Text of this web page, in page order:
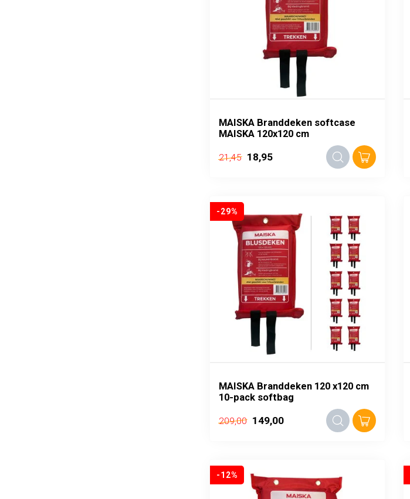
MAISKA Branddeken softcase
MAISKA 120x120 cm
21,45 18,95
-29%
MAISKA Branddeken 120 x120 cm
10-pack softbag
209,00 149,00
-12%